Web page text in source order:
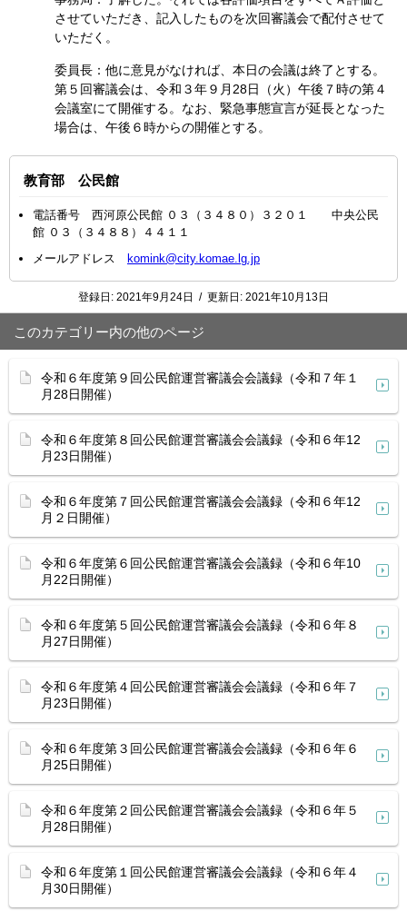
させていただき、記入したものを次回審議会で配付させて
いただく。
委員長：他に意見がなければ、本日の会議は終了とする。
第５回審議会は、令和３年９月28日（火）午後７時の第４
会議室にて開催する。なお、緊急事態宣言が延長となった
場合は、午後６時からの開催とする。
教育部 公民館
電話番号 西河原公民館 ０３（３４８０）３２０１ 中央公民
館 ０３（３４８８）４４１１
メールアドレス
komink@city.komae.lg.jp
登録日: 2021年9月24日 / 更新日: 2021年10月13日
このカテゴリー内の他のページ
令和６年度第９回公民館運営審議会会議録（令和７年１
月28日開催）
令和６年度第８回公民館運営審議会会議録（令和６年12
月23日開催）
令和６年度第７回公民館運営審議会会議録（令和６年12
月２日開催）
令和６年度第６回公民館運営審議会会議録（令和６年10
月22日開催）
令和６年度第５回公民館運営審議会会議録（令和６年８
月27日開催）
令和６年度第４回公民館運営審議会会議録（令和６年７
月23日開催）
令和６年度第３回公民館運営審議会会議録（令和６年６
月25日開催）
令和６年度第２回公民館運営審議会会議録（令和６年５
月28日開催）
令和６年度第１回公民館運営審議会会議録（令和６年４
月30日開催）